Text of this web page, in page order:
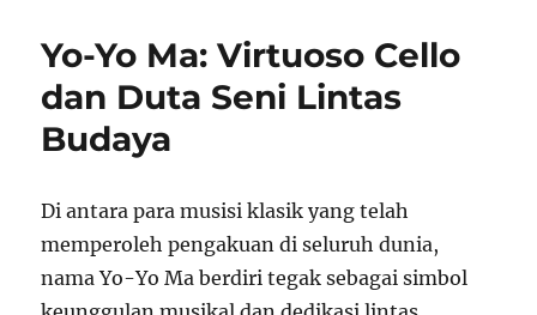
Yo-Yo Ma: Virtuoso Cello
dan Duta Seni Lintas
Budaya
Di antara para musisi klasik yang telah
memperoleh pengakuan di seluruh dunia,
nama Yo-Yo Ma berdiri tegak sebagai simbol